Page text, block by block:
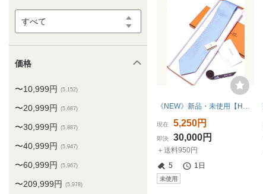
すべて
価格
〜10,999円 (5,152)
〜20,999円 (5,687)
〜30,999円 (5,887)
〜40,999円 (5,947)
〜60,999円 (5,967)
〜209,999円 (5,978)
《NEW》新品・未使用【HERMES】エルメス／お箱付き／ネクタイ／ファソネライン／ライトブルー系／明青色系／全面Ｈロゴマーク
現在 5,250円
即決 30,000円
＋送料950円
5
1日
未使用